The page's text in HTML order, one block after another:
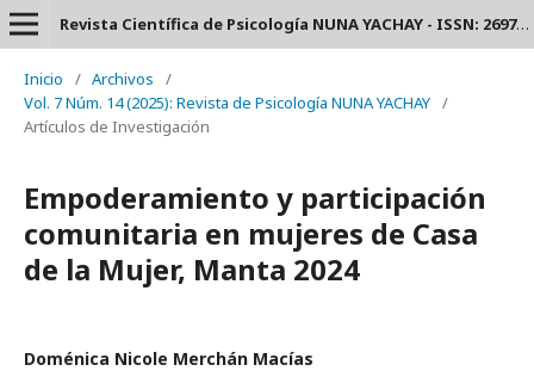
Revista Científica de Psicología NUNA YACHAY - ISSN: 2697-3588.
Inicio / Archivos
/
Vol. 7 Núm. 14 (2025): Revista de Psicología NUNA YACHAY /
Artículos de Investigación
Empoderamiento y participación
comunitaria en mujeres de Casa
de la Mujer, Manta 2024
Doménica Nicole Merchán Macías